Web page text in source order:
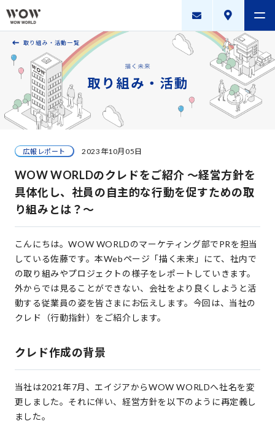
会社案内
製品・サービス
採用案内
描く未来
ニュースリリース
WOW WORLD GROUP
Copyright © WOW WORLD Inc. All Rights Reserved.
取り組み・活動一覧
広報レポート 2023年10月05日
WOW WORLDのクレドをご紹介 ～経営方針を
具体化し、社員の自主的な行動を促すための取
り組みとは？～
こんにちは。WOW WORLDのマーケティング部でPRを担当
している佐藤です。本Webページ「描く未来」にて、社内で
の取り組みやプロジェクトの様子をレポートしていきます。
外からでは見ることができない、会社をより良くしようと活
動する従業員の姿を皆さまにお伝えします。今回は、当社の
クレド（行動指針）をご紹介します。
クレド作成の背景
当社は2021年7月、エイジアからWOW WORLDへ社名を変
更しました。それに伴い、経営方針を以下のように再定義し
ました。